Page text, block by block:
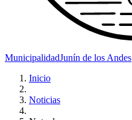
MunicipalidadJunín de los Andes
Inicio
Noticias